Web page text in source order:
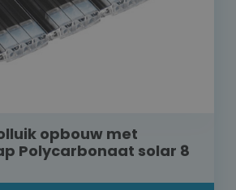
opbouw met
Polycarbonaat solar 8